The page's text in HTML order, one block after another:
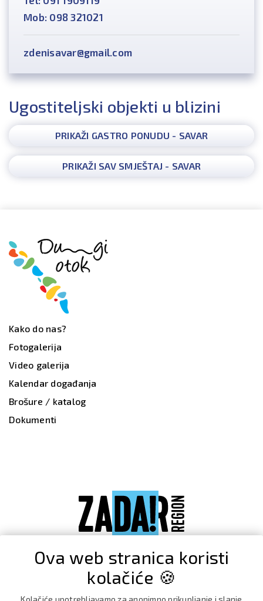
Mob: 098 321021
zdenisavar@gmail.com
Ugostiteljski objekti u blizini
PRIKAŽI GASTRO PONUDU - SAVAR
PRIKAŽI SAV SMJEŠTAJ - SAVAR
Kako do nas?
Fotogalerija
Video galerija
Kalendar događanja
Brošure / katalog
Dokumenti
Ova web stranica koristi
kolačiće 🍪
Kolačiće upotrebljavamo za anonimno prikupljanje i slanje